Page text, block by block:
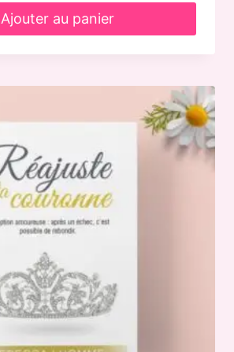
Ajouter au panier